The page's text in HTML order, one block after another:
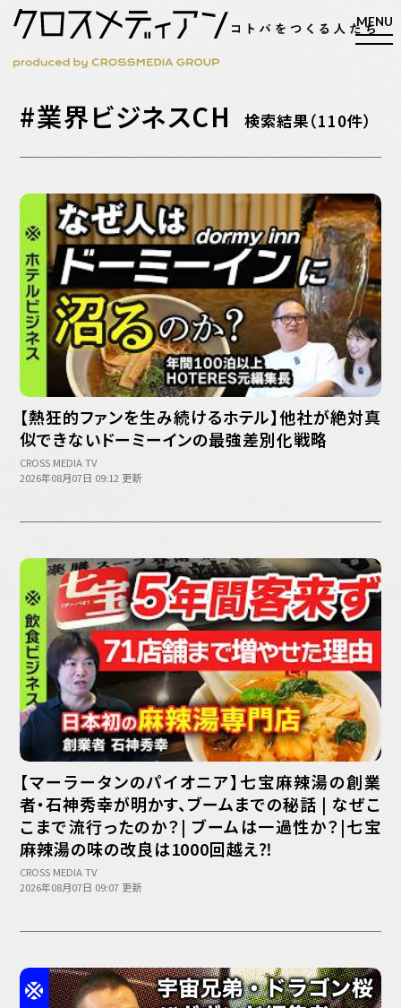
マガジン
新刊ができるまで
EVENT
MY WORK
編集4.0
人間主義的経営
シンカケイコウホウ
バックオフィス
その他
動画
ビジネス・ブック・アカデミー
プロフェッショナル対談
ビジネスアスリートのための
コンディショニング
編集4.0
その他
ラジオ
Podcast番組
「ビジネス・ブック・アカデミー」
Podcast番組
「小早川幸一郎の編集者で経営者」
Podcast番組
「東京広報大学」
クロスメディアンとは？
#業界ビジネスCH 検索結果（110件）
【熱狂的ファンを生み続けるホテル】他社が絶対真
似できないドーミーインの最強差別化戦略
CROSS MEDIA TV
2026年08月07日 09:12 更新
【マーラータンのパイオニア】七宝麻辣湯の創業
者・石神秀幸が明かす、ブームまでの秘話 | なぜこ
こまで流行ったのか？| ブームは一過性か？|七宝
麻辣湯の味の改良は1000回越え⁈
CROSS MEDIA TV
2026年08月07日 09:07 更新